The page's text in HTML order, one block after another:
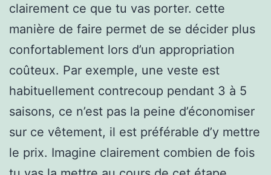
clairement ce que tu vas porter. cette
manière de faire permet de se décider plus
confortablement lors d’un appropriation
coûteux. Par exemple, une veste est
habituellement contrecoup pendant 3 à 5
saisons, ce n’est pas la peine d’économiser
sur ce vêtement, il est préférable d’y mettre
le prix. Imagine clairement combien de fois